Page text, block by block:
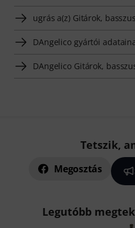
ugrás a(z) Gitárok,
DAngelico gyártói
DAngelico Gitárok,
Tetszik,
Megosztás
Legutóbb